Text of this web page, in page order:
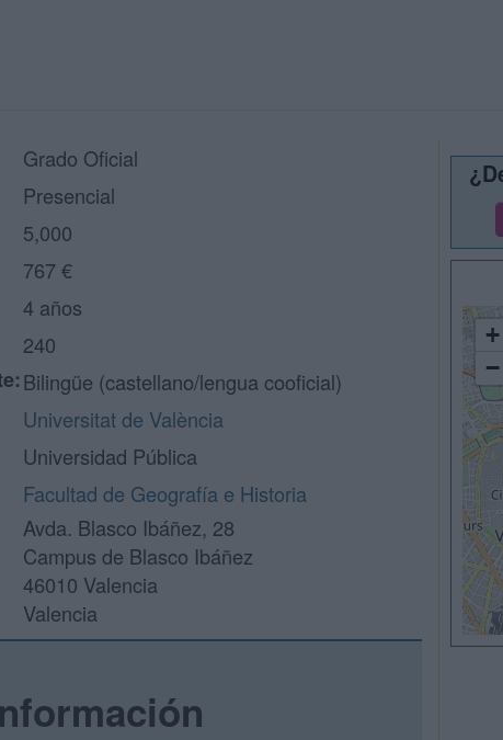
Grado Oficial
Presencial
5,000
767 €
4 años
240
Bilingüe (castellano/lengua cooficial)
Universitat de València
Universidad Pública
Facultad de Geografía e Historia
Avda. Blasco Ibáñez, 28
Campus de Blasco Ibáñez
46010 Valencia
Valencia
+
−